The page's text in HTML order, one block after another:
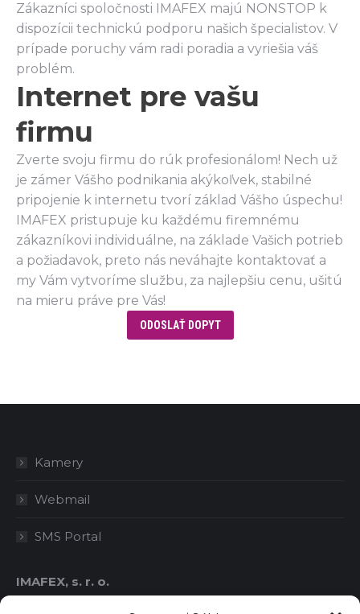
Zákazníci spoločnosti IMAFEX majú NONSTOP k
dispozícii technickú podporu našich špecialistov. V
prípade poruchy vám radi poradia a vyriešia váš
problém.
Internet pre vašu
firmu
Zverte svoju firmu do rúk profesionálom! Nech už
je zámer Vášho podnikania akýkoľvek, stabilné
pripojenie k internetu tvorí základ Vášho úspechu!
IMAFEX pristupuje ku každému firemnému
zákazníkovi individuálne, na základe Vašich potrieb
a požiadavok, preto nás neváhajte kontaktovať a
my Vám vytvoríme službu, za najlepšiu cenu, ušitú
na mieru práve pre Vás!
ODOSLAŤ DOPYT
Kamery
Webmail
SMS Portal
IMAFEX, s. r. o.